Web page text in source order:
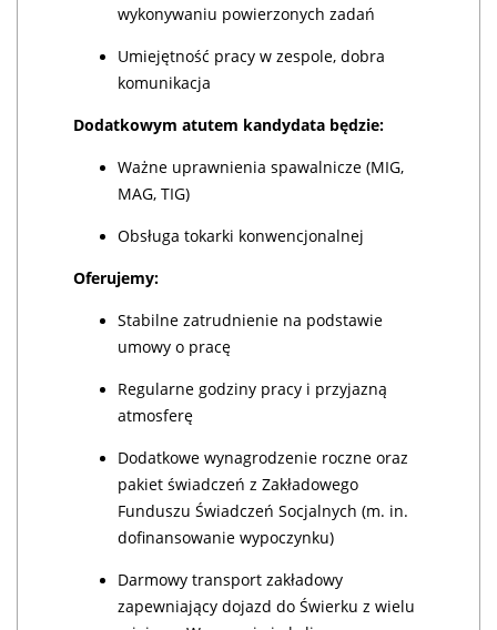
wykonywaniu powierzonych zadań
Umiejętność pracy w zespole, dobra
komunikacja
Dodatkowym atutem kandydata będzie:
Ważne uprawnienia spawalnicze (MIG,
MAG, TIG)
Obsługa tokarki konwencjonalnej
Oferujemy:
Stabilne zatrudnienie na podstawie
umowy o pracę
Regularne godziny pracy i przyjazną
atmosferę
Dodatkowe wynagrodzenie roczne oraz
pakiet świadczeń z Zakładowego
Funduszu Świadczeń Socjalnych (m. in.
dofinansowanie wypoczynku)
Darmowy transport zakładowy
zapewniający dojazd do Świerku z wielu